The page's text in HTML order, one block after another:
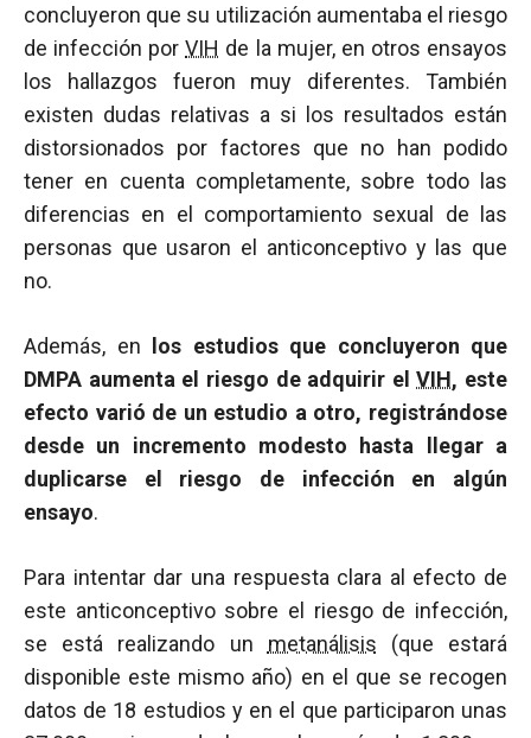
concluyeron que su utilización aumentaba el riesgo
de infección porVIH de la mujer, en otros ensayos
los hallazgos fueron muy diferentes. También
existen dudas relativas a si los resultados están
distorsionados por factores que no han podido
tener en cuenta completamente, sobre todo las
diferencias en el comportamiento sexual de las
personas que usaron el anticonceptivo y las que
no.
Además, en los estudios que concluyeron que
DMPA aumenta el riesgo de adquirir elVIH, este
efecto varió de un estudio a otro, registrándose
desde un incremento modesto hasta llegar a
duplicarse el riesgo de infección en algún
ensayo.
Para intentar dar una respuesta clara al efecto de
este anticonceptivo sobre el riesgo de infección,
se está realizando un metanálisis (que estará
disponible este mismo año) en el que se recogen
datos de 18 estudios y en el que participaron unas